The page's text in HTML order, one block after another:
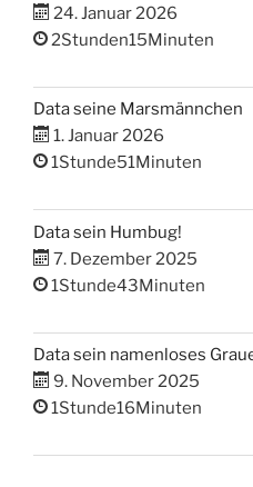
24. Januar 2026
2Stunden15Minuten
Data seine Marsmännchen
1. Januar 2026
1Stunde51Minuten
Data sein Humbug!
7. Dezember 2025
1Stunde43Minuten
Data sein namenloses
9. November 2025
1Stunde16Minuten